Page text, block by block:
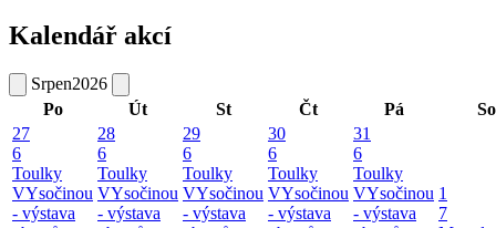
Kalendář akcí
Srpen2026
Po
Út St Čt Pá
So
27
6
Toulky
VYsočinou
- výstava
28
6
Toulky
VYsočinou
- výstava
29
6
Toulky
VYsočinou
- výstava
30
6
Toulky
VYsočinou
- výstava
31
6
Toulky
VYsočinou
- výstava
1
7